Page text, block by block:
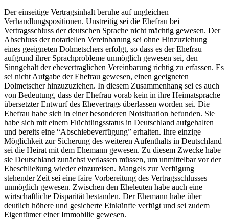
Der einseitige Vertragsinhalt beruhe auf ungleichen
Verhandlungspositionen. Unstreitig sei die Ehefrau bei
Vertragsschluss der deutschen Sprache nicht mächtig gewesen. Der
Abschluss der notariellen Vereinbarung sei ohne Hinzuziehung
eines geeigneten Dolmetschers erfolgt, so dass es der Ehefrau
aufgrund ihrer Sprachprobleme unmöglich gewesen sei, den
Sinngehalt der ehevertraglichen Vereinbarung richtig zu erfassen. Es
sei nicht Aufgabe der Ehefrau gewesen, einen geeigneten
Dolmetscher hinzuzuziehen. In diesem Zusammenhang sei es auch
von Bedeutung, dass der Ehefrau vorab kein in ihre Heimatsprache
übersetzter Entwurf des Ehevertrags überlassen worden sei. Die
Ehefrau habe sich in einer besonderen Notsituation befunden. Sie
habe sich mit einem Flüchtlingsstatus in Deutschland aufgehalten
und bereits eine “Abschiebeverfügung” erhalten. Ihre einzige
Möglichkeit zur Sicherung des weiteren Aufenthalts in Deutschland
sei die Heirat mit dem Ehemann gewesen. Zu diesem Zwecke habe
sie Deutschland zunächst verlassen müssen, um unmittelbar vor der
Eheschließung wieder einzureisen. Mangels zur Verfügung
stehender Zeit sei eine faire Vorbereitung des Vertragsschlusses
unmöglich gewesen. Zwischen den Eheleuten habe auch eine
wirtschaftliche Disparität bestanden. Der Ehemann habe über
deutlich höhere und gesicherte Einkünfte verfügt und sei zudem
Eigentümer einer Immobilie gewesen.